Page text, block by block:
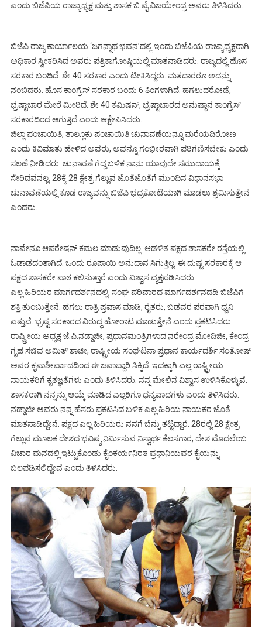
ಎಂದು ಬಿಜೆಪಿಯ ರಾಜ್ಯಾಧ್ಯಕ್ಷ ಮತ್ತು ಶಾಸಕ ಬಿ.ವೈ.ವಿಜಯೇಂದ್ರ ಅವರು ತಿಳಿಸಿದರು.
ಬಿಜೆಪಿ ರಾಜ್ಯ ಕಾರ್ಯಾಲಯ ‘ಜಗನ್ನಾಥ ಭವನ’ದಲ್ಲಿ ಇಂದು ಬಿಜೆಪಿಯ ರಾಜ್ಯಾಧ್ಯಕ್ಷರಾಗಿ
ಅಧಿಕಾರ ಸ್ವೀಕರಿಸಿದ ಅವರು ಪತ್ರಿಕಾಗೋಷ್ಠಿಯಲ್ಲಿ ಮಾತನಾಡಿದರು. ರಾಜ್ಯದಲ್ಲಿ ಹೊಸ
ಸರಕಾರ ಬಂದಿದೆ. ಶೇ 40 ಸರಕಾರ ಎಂದು ಟೀಕಿಸಿದ್ದರು. ಮತದಾರರೂ ಅದನ್ನು
ನಂಬಿದರು. ಹೊಸ ಕಾಂಗ್ರೆಸ್ ಸರಕಾರ ಬಂದು 6 ತಿಂಗಳಾಗಿದೆ. ಹಗಲುದರೋಡೆ,
ಭ್ರಷ್ಟಾಚಾರ ಮೇರೆ ಮೀರಿದೆ. ಶೇ 40 ಕಮಿಷನ್, ಭ್ರಷ್ಟಾಚಾರದ ಅನುಷ್ಠಾನ ಕಾಂಗ್ರೆಸ್
ಸರಕಾರದಿಂದ ಆಗುತ್ತಿದೆ ಎಂದು ಆಕ್ಷೇಪಿಸಿದರು.
ಜಿಲ್ಲಾ ಪಂಚಾಯಿತಿ, ತಾಲ್ಲೂಕು ಪಂಚಾಯಿತಿ ಚುನಾವಣೆಯನ್ನೂ ಮರೆಯದಿರೋಣ
ಎಂದು ಕಿವಿಮಾತು ಹೇಳಿದ ಅವರು, ಅವನ್ನೂ ಗಂಭೀರವಾಗಿ ಪರಿಗಣಿಸಬೇಕು ಎಂದು
ಸಲಹೆ ನೀಡಿದರು. ಚುನಾವಣೆ ಗೆದ್ದ ಬಳಿಕ ನಾನು ಯಾವುದೇ ಸಮುದಾಯಕ್ಕೆ
ಸೇರಿದವನಲ್ಲ. 28ಕ್ಕೆ 28 ಕ್ಷೇತ್ರ ಗೆಲ್ಲುವ ಜೊತೆಜೊತೆಗೆ ಮುಂದಿನ ವಿಧಾನಸಭಾ
ಚುನಾವಣೆಯಲ್ಲಿ ಕೂಡ ರಾಜ್ಯವನ್ನು ಬಿಜೆಪಿ ಭದ್ರಕೋಟೆಯಾಗಿ ಮಾಡಲು ಶ್ರಮಿಸುತ್ತೇನೆ
ಎಂದರು.
ನಾವೇನೂ ಆಪರೇಷನ್ ಕಮಲ ಮಾಡುವುದಿಲ್ಲ. ಆಡಳಿತ ಪಕ್ಷದ ಶಾಸಕರೇ ರಸ್ತೆಯಲ್ಲಿ
ಓಡಾಡದಂತಾಗಿದೆ. ಒಂದು ರೂಪಾಯಿ ಅನುದಾನ ಸಿಗುತ್ತಿಲ್ಲ. ಈ ದುಷ್ಟ ಸರಕಾರಕ್ಕೆ ಆ
ಪಕ್ಷದ ಶಾಸಕರೇ ಪಾಠ ಕಲಿಸುತ್ತಾರೆ ಎಂದು ವಿಶ್ವಾಸ ವ್ಯಕ್ತಪಡಿಸಿದರು.
ಎಲ್ಲ ಹಿರಿಯರ ಮಾರ್ಗದರ್ಶನದಲ್ಲಿ, ಸಂಘ ಪರಿವಾರದ ಮಾರ್ಗದರ್ಶನದಡಿ ಬಿಜೆಪಿಗೆ
ಶಕ್ತಿ ತುಂಬುತ್ತೇನೆ. ಹಗಲು ರಾತ್ರಿ ಪ್ರವಾಸ ಮಾಡಿ, ರೈತರು, ಬಡವರ ಪರವಾಗಿ ಧ್ವನಿ
ಎತ್ತುವೆ. ಭ್ರಷ್ಟ ಸರಕಾರದ ವಿರುದ್ಧ ಹೋರಾಟ ಮಾಡುತ್ತೇನೆ ಎಂದು ಪ್ರಕಟಿಸಿದರು.
ರಾಷ್ಟ್ರೀಯ ಅಧ್ಯಕ್ಷ ಜೆ.ಪಿ.ನಡ್ಡಾಜೀ, ಪ್ರಧಾನಮಂತ್ರಿಗಳಾದ ನರೇಂದ್ರ ಮೋದಿಜೀ, ಕೇಂದ್ರ
ಗೃಹ ಸಚಿವ ಅಮಿತ್ ಶಾಜೀ, ರಾಷ್ಟ್ರೀಯ ಸಂಘಟನಾ ಪ್ರಧಾನ ಕಾರ್ಯದರ್ಶಿ ಸಂತೋಷ್
ಅವರ ಕೃಪಾಶೀರ್ವಾದದಿಂದ ಈ ಜವಾಬ್ದಾರಿ ಸಿಕ್ಕಿದೆ. ಇದಕ್ಕಾಗಿ ಎಲ್ಲ ರಾಷ್ಟ್ರೀಯ
ನಾಯಕರಿಗೆ ಕೃತಜ್ಞತೆಗಳು ಎಂದು ತಿಳಿಸಿದರು. ನನ್ನ ಮೇಲಿನ ವಿಶ್ವಾಸ ಉಳಿಸಿಕೊಳ್ಳುವೆ.
ಶಾಸಕರಾಗಿ ನನ್ನನ್ನು ಆಯ್ಕೆ ಮಾಡಿದ ಎಲ್ಲರಿಗೂ ಧನ್ಯವಾದಗಳು ಎಂದು ತಿಳಿಸಿದರು.
ನಡ್ಡಾಜೀ ಅವರು ನನ್ನ ಹೆಸರು ಪ್ರಕಟಿಸಿದ ಬಳಿಕ ಎಲ್ಲ ಹಿರಿಯ ನಾಯಕರ ಜೊತೆ
ಮಾತನಾಡಿದ್ದೇನೆ. ಪಕ್ಷದ ಎಲ್ಲ ಹಿರಿಯರು ನನಗೆ ಬೆನ್ನು ತಟ್ಟಿದ್ದಾರೆ. 28ರಲ್ಲಿ 28 ಕ್ಷೇತ್ರ
ಗೆಲ್ಲುವ ಮೂಲಕ ದೇಶದ ಭವಿಷ್ಯ ನಿರ್ಮಿಸುವ ನಿಸ್ವಾರ್ಥ ಕೆಲಸಗಾರ, ದೇಶ ಮೊದಲೆಂಬ
ವಿಚಾರ ಮನದಲ್ಲಿ ಇಟ್ಟುಕೊಂಡು ಕೈಂಕರ್ಯನಿರತ ಪ್ರಧಾನಿಯವರ ಕೈಯನ್ನು
ಬಲಪಡಿಸಲಿದ್ದೇವೆ ಎಂದು ತಿಳಿಸಿದರು.